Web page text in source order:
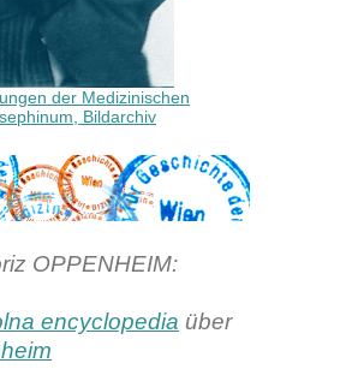
der Medizinischen
Bildarchiv
OPPENHEIM:
encyclopedia über